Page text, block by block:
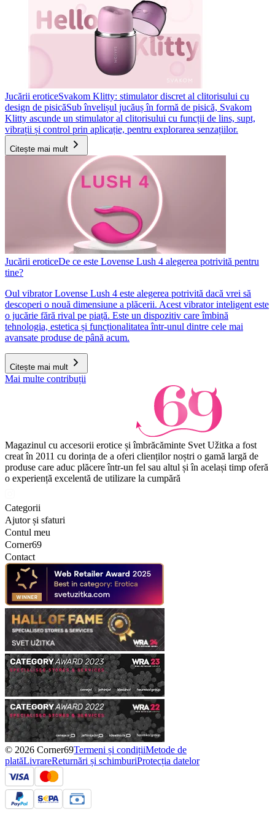
Jucării eroticeSvakom Klitty: stimulator discret al clitorisului cu
design de pisicăSub învelișul jucăuș în formă de pisică, Svakom
Klitty ascunde un stimulator al clitorisului cu funcții de lins, supt,
vibrații și control prin aplicație, pentru explorarea senzațiilor.
Citește mai mult
Jucării eroticeDe ce este Lovense Lush 4 alegerea potrivită pentru
tine?
Oul vibrator Lovense Lush 4 este alegerea potrivită dacă vrei să
descoperi o nouă dimensiune a plăcerii. Acest vibrator inteligent este
o jucărie fără rival pe piață. Este un dispozitiv care îmbină
tehnologia, estetica și funcționalitatea într-unul dintre cele mai
avansate produse de până acum.
Citește mai mult
Mai multe contribuții
Magazinul cu accesorii erotice și îmbrăcăminte Svet Užitka a fost
creat în 2011 cu dorința de a oferi clienților noștri o gamă largă de
produse care aduc plăcere într-un fel sau altul și în același timp oferă
o experiență excelentă de utilizare la cumpără
Categorii
Ajutor și sfaturi
Contul meu
Corner69
Contact
© 2026 Corner69Termeni și condițiiMetode de
platăLivrareReturnări și schimburiProtecția datelor